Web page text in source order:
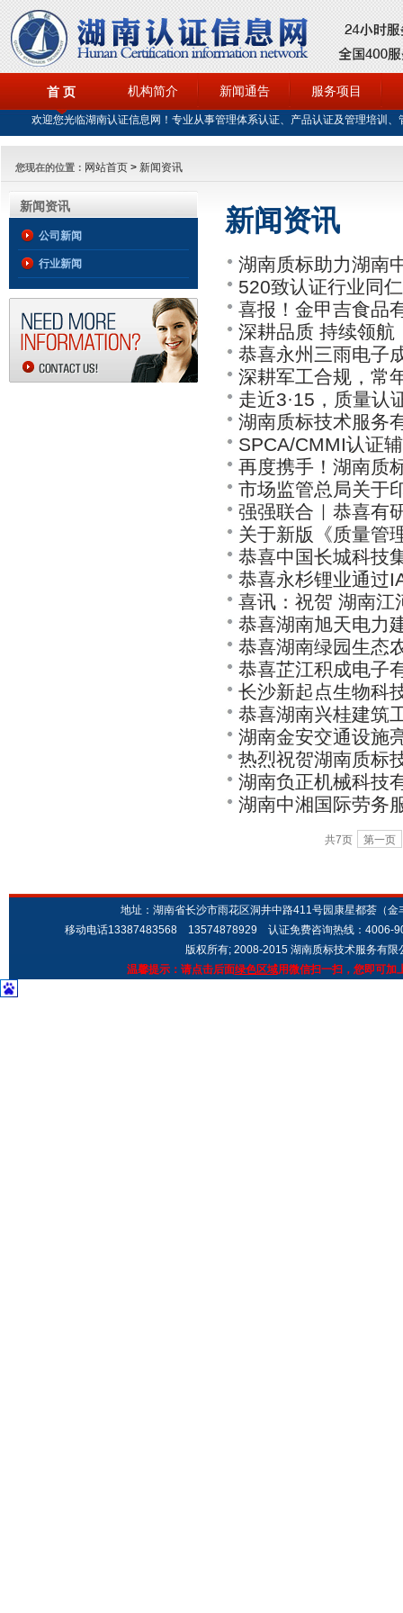
首 页
欢迎您光临湖南认证信息网！专业从事管理体系认证、产品认证及管理培训
机构简介 新闻通告 服务项目
您现在的位置： 网站首页 > 新闻资讯
新闻资讯
公司新闻
行业新闻
新闻资讯
湖南质标助力湖南
产业升级
520致认证行业同
喜报！金甲吉食品
深耕品质 持续领航
恭喜永州三雨电子
深耕军工合规，常
走近3·15，质量
湖南质标技术服务
SPCA/CMMI认证
再度携手！湖南质
市场监管总局关于
—2030年）》的通
强强联合｜恭喜有
理体系、
IATF16949汽车行
关于新版《质量管
恭喜中国长城科技
系、业务连续性管
恭喜永杉锂业通过
喜讯：祝贺 湖南江
成熟度、CRCC信
恭喜湖南旭天电力
环境、ISO45001
恭喜湖南绿园生态
能力认证
恭喜芷江积成电子
认证
长沙新起点生物科
认证
恭喜湖南兴桂建筑
三体系再认证
湖南金安交通设施
证，社会责任，售
热烈祝贺湖南质标
重信用企业”
湖南负正机械科技
认证
湖南中湘国际劳务
共7页 第一页
地址：湖南省长沙市雨花区洞井中路411号园康星都荟（
移动电话13387483568 13574878929 认证免费咨询热线：4006-
版权所有; 2008-2015 湖南质标技术服务有限
温馨提示：请点击后面绿色区域用微信扫一扫，您即可加